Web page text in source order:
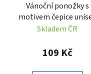
Vánoční ponožky s
motivem čepice
Skladem ČR
109 Kč